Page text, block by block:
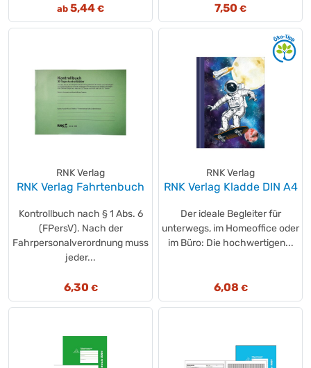
ab 5,44 € 7,50 €
RNK Verlag
RNK Verlag Fahrtenbuch
Kontrollbuch nach § 1 Abs. 6
(FPersV). Nach der
Fahrpersonalverordnung muss
jeder...
6,30 €
RNK Verlag
RNK Verlag Kladde DIN A4
Der ideale Begleiter für
unterwegs, im Homeoffice oder
im Büro: Die hochwertigen...
6,08 €